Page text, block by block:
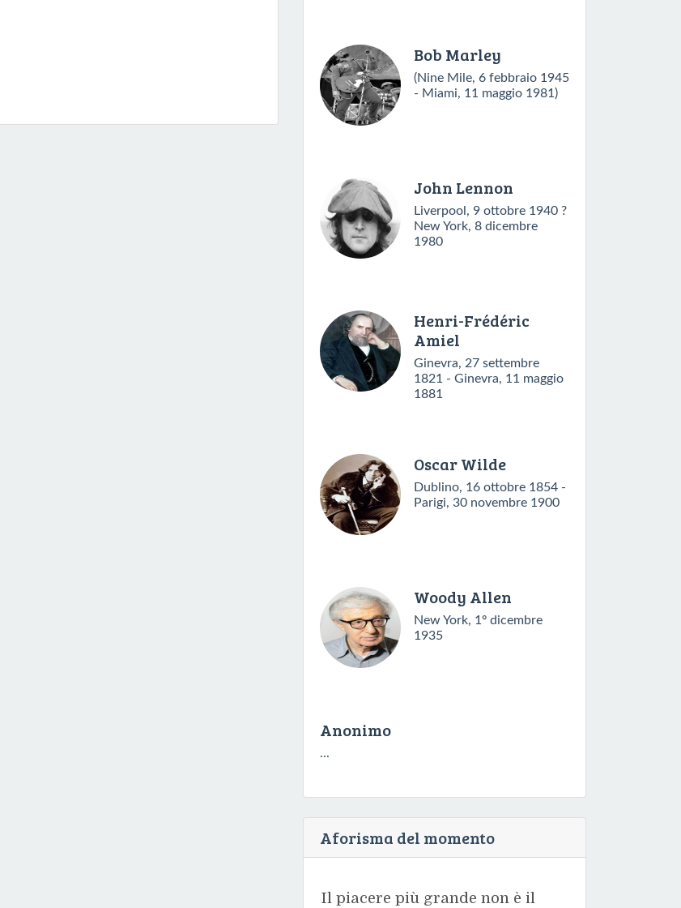
Bob Marley
(Nine Mile, 6 febbraio 1945
- Miami, 11 maggio 1981)
John Lennon
Liverpool, 9 ottobre 1940 ?
New York, 8 dicembre
1980
Henri-Frédéric
Amiel
Ginevra, 27 settembre
1821 - Ginevra, 11 maggio
1881
Oscar Wilde
Dublino, 16 ottobre 1854 -
Parigi, 30 novembre 1900
Woody Allen
New York, 1º dicembre
1935
Anonimo
...
Aforisma del momento
Il piacere più grande non è il